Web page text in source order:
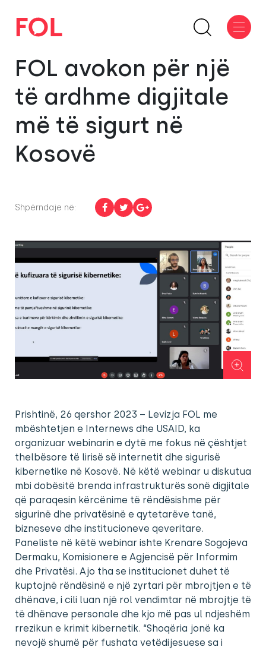
FOL avokon për një
të ardhme digjitale
më të sigurt në
Kosovë
Shpërndaje në:
Prishtinë, 26 qershor 2023 – Levizja FOL me
mbështetjen e Internews dhe USAID, ka
organizuar webinarin e dytë me fokus në çështjet
thelbësore të lirisë së internetit dhe sigurisë
kibernetike në Kosovë. Në këtë webinar u diskutua
mbi dobësitë brenda infrastrukturës sonë digjitale
që paraqesin kërcënime të rëndësishme për
sigurinë dhe privatësinë e qytetarëve tanë,
bizneseve dhe institucioneve qeveritare.
Paneliste në këtë webinar ishte Krenare Sogojeva
Dermaku, Komisionere e Agjencisë për Informim
dhe Privatësi. Ajo tha se institucionet duhet të
kuptojnë rëndësinë e një zyrtari për mbrojtjen e të
dhënave, i cili luan një rol vendimtar në mbrojtje të
të dhënave personale dhe kjo më pas ul ndjeshëm
rrezikun e krimit kibernetik. “Shoqëria jonë ka
nevojë shumë për fushata vetëdijesuese sa i